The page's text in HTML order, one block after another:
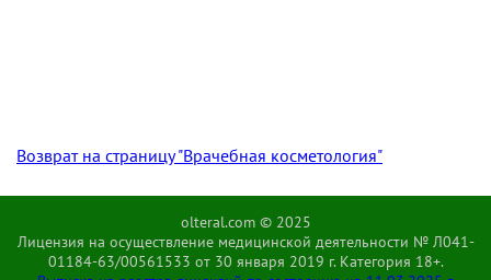
Возврат на страницу "Врачебная косметология"
olteral.com © 2025
Лицензия на осуществление медицинской деятельности № Л041-
01184-63/00561533 от 30 января 2019 г. Категория 18+.